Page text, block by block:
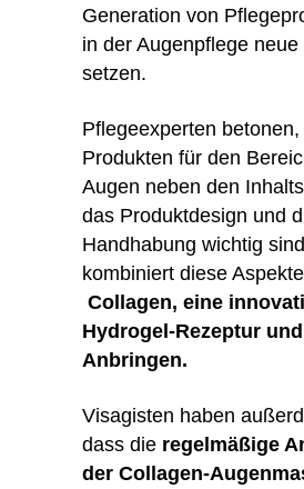
Generation von
in der Augenpflege
setzen.
Pflegeexperten
Produkten für den
Augen neben den
das Produktdesign und
Handhabung wichtig
kombiniert diese
Collagen, eine
Hydrogel-Rezeptur
Anbringen.
Visagisten haben
dass die regelmäßige
der Collagen-